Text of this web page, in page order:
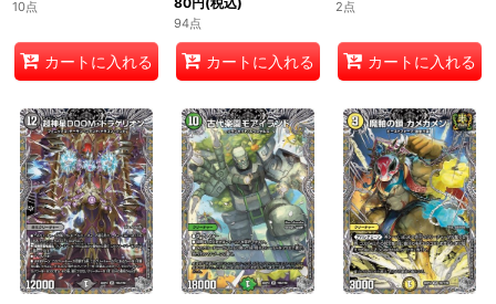
10点
カートに入れる
94点
カートに入れる
2点
カートに入れる